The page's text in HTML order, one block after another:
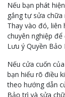
Nếu bạn phát
gắng tự sửa chữa
Thay vào đó, liên
chuyên nghiệp
Lưu ý Quyền Bảo
Nếu cửa cuốn
bạn hiểu rõ điều
theo hướng dẫn
Bảo trì và sửa